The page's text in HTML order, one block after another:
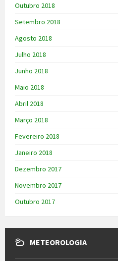
Outubro 2018
Setembro 2018
Agosto 2018
Julho 2018
Junho 2018
Maio 2018
Abril 2018
Março 2018
Fevereiro 2018
Janeiro 2018
Dezembro 2017
Novembro 2017
Outubro 2017
METEOROLOGIA